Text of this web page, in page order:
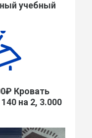
учебный
Кровать
на 2, 3.000